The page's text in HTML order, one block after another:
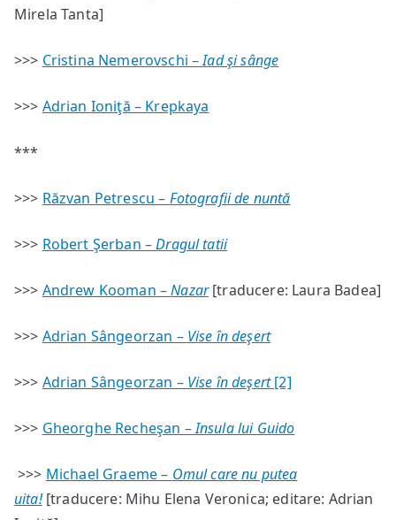
Mirela Tanta]
>>> Cristina Nemerovschi –Iad şi sânge
>>> Adrian Ioniţă – Krepkaya
***
>>> Răzvan Petrescu – Fotografii de nuntă
>>> Robert Şerban –Dragul tatii
>>> Andrew Kooman –Nazar[traducere: Laura Badea]
>>> Adrian Sângeorzan – Vise în deşert
>>> Adrian Sângeorzan – Vise în deşert[2]
>>> Gheorghe Recheşan –Insula lui Guido
>>> Michael Graeme – Omul care nu putea
uita![traducere: Mihu Elena Veronica; editare: Adrian